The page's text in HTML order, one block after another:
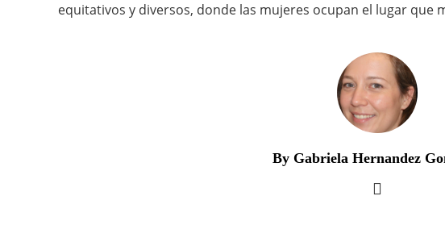
equitativos y diversos, donde las mujeres ocupan el lugar que
By Gabriela Hernandez